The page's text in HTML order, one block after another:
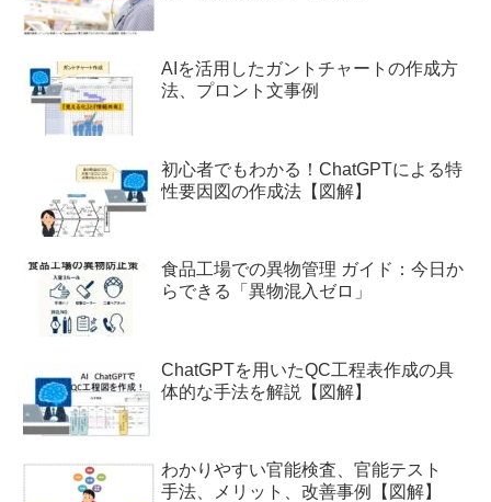
AIを活用したガントチャートの作成方
法、プロント文事例
初心者でもわかる！ChatGPTによる特
性要因図の作成法【図解】
食品工場での異物管理 ガイド：今日か
らできる「異物混入ゼロ」
ChatGPTを用いたQC工程表作成の具
体的な手法を解説【図解】
わかりやすい官能検査、官能テスト
手法、メリット、改善事例【図解】